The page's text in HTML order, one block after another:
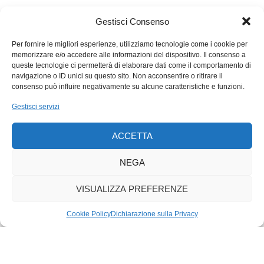
Gestisci Consenso
Per fornire le migliori esperienze, utilizziamo tecnologie come i cookie per
memorizzare e/o accedere alle informazioni del dispositivo. Il consenso a
queste tecnologie ci permetterà di elaborare dati come il comportamento di
navigazione o ID unici su questo sito. Non acconsentire o ritirare il
consenso può influire negativamente su alcune caratteristiche e funzioni.
Gestisci servizi
ACCETTA
NEGA
VISUALIZZA PREFERENZE
Cookie PolicyDichiarazione sulla Privacy
stringevano le mani e facevano selfie con molti sorrisi.
violenze), ma su una cosa erano tutti d’accordo, al centro c’era
lui, il Signore ricchissimo: così, come aveva contribuito ad
alimentarla con le sue armi, ora aveva spento la guerra. What